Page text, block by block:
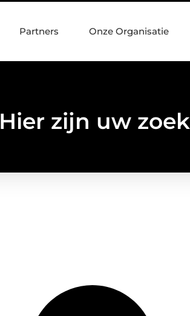
Partners Onze Organisatie
Hier zijn uw